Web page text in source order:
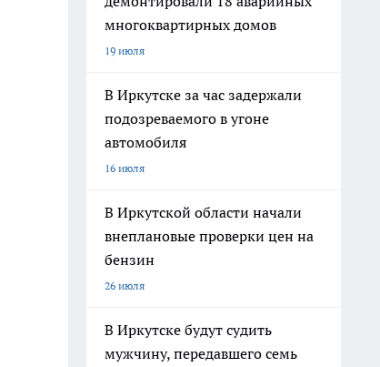
многоквартирных домов
19 июля
В Иркутске за час задержали
подозреваемого в угоне
автомобиля
16 июля
В Иркутской области начали
внеплановые проверки цен на
бензин
26 июля
В Иркутске будут судить
мужчину, передавшего семь